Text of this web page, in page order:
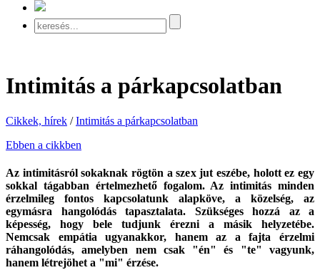
Intimitás a párkapcsolatban
Cikkek, hírek /Intimitás a párkapcsolatban
Ebben a cikkben
Az intimitásról sokaknak rögtön a szex jut eszébe, holott ez egy
sokkal tágabban értelmezhető fogalom. Az intimitás minden
érzelmileg fontos kapcsolatunk alapköve, a közelség, az
egymásra hangolódás tapasztalata. Szükséges hozzá az a
képesség, hogy bele tudjunk érezni a másik helyzetébe.
Nemcsak empátia ugyanakkor, hanem az a fajta érzelmi
ráhangolódás, amelyben nem csak "én" és "te" vagyunk,
hanem létrejöhet a "mi" érzése.